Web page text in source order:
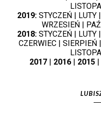
2019: STYCZEŃ LUTY
WRZESIEŃ
2018: STYCZEŃ LUTY
CZERWIEC| SIERPIEŃ
2017| 2016| 2015|